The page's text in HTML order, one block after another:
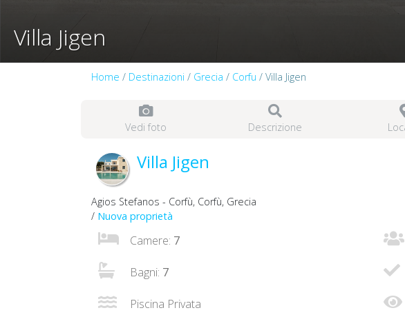
Villa Jigen
Home / Destinazioni / Grecia / Corfu / Villa Jigen
Vedi foto Descrizione
Villa Jigen
Agios Stefanos - Corfù, Corfù, Grecia
/ Nuova proprietà
Camere: 7
Bagni: 7
Piscina Privata